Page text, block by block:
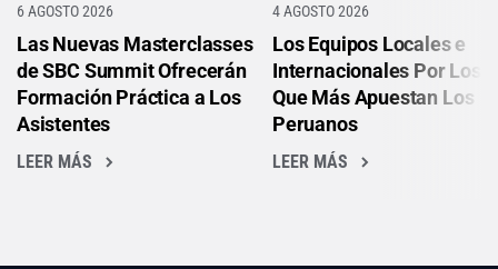
6 AGOSTO 2026
Las Nuevas Masterclasses
de SBC Summit Ofrecerán
Formación Práctica a Los
Asistentes
LEER MÁS
4 AGOSTO 2026
Los Equipos Locales e
Internacionales Por Los
Que Más Apuestan Los
Peruanos
LEER MÁS